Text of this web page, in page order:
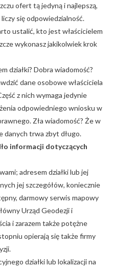
ofert tą jedyną i najlepszą,
się odpowiedzialność.
ustalić, kto jest właścicielem
wykonasz jakikolwiek krok
działki? Dobra wiadomość?
dane osobowe właściciela
z nich wymaga jedynie
odpowiedniego wniosku w
Zła wiadomość? Że w
danych trwa zbyt długo.
informacji dotyczących
adresem działki lub jej
jej szczegółów, koniecznie
darmowy serwis mapowy
Urząd Geodezji i
i zarazem także potężne
opierają się także firmy
działki lub lokalizacji na